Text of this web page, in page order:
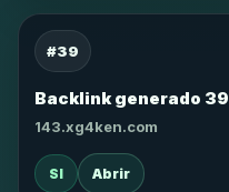
#39
Backlink generado 39
143.xg4ken.com
SI Abrir